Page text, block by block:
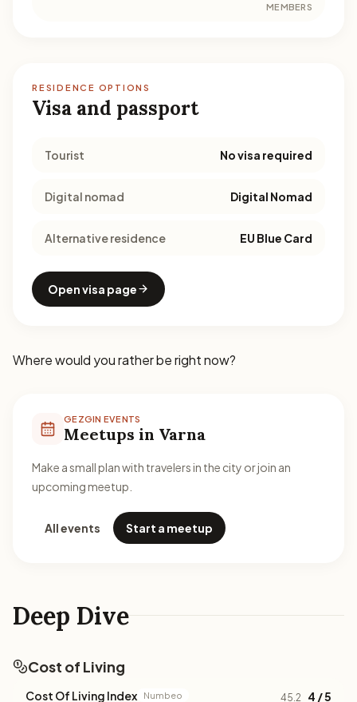
Deep Dive
Cost of Living
Cost Of Living Index Numbeo 45.2 4 / 5
MEMBERS
RESIDENCE OPTIONS
Visa and passport
Tourist No visa required
Digital nomad Digital Nomad
Alternative residence EU Blue Card
Open visa page
Where would you rather be right now?
GEZGIN EVENTS
Meetups in Varna
Make a small plan with travelers in the city or join an
upcoming meetup.
All events Start a meetup